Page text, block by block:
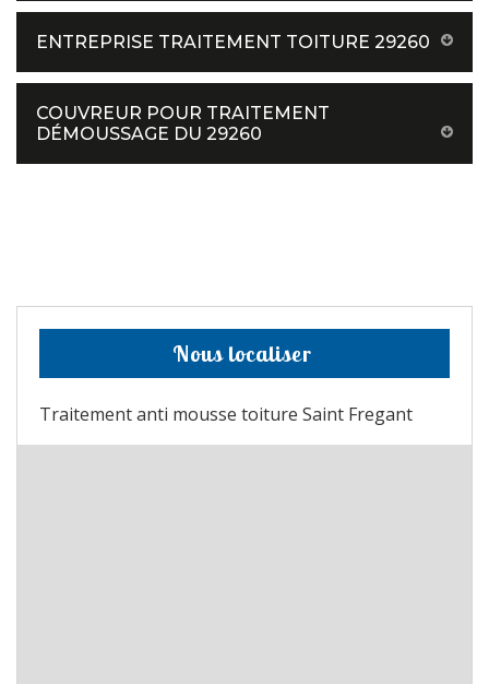
ENTREPRISE TRAITEMENT TOITURE 29260
COUVREUR POUR TRAITEMENT
DÉMOUSSAGE DU 29260
Nous localiser
Traitement anti mousse toiture Saint Fregant